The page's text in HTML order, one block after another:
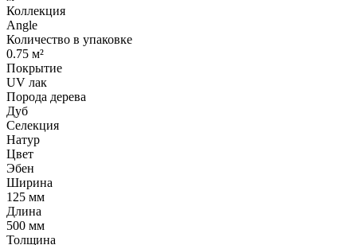
Коллекция
Angle
Количество в упаковке
0.75 м²
Покрытие
UV лак
Порода дерева
Дуб
Селекция
Натур
Цвет
Эбен
Ширина
125 мм
Длина
500 мм
Толщина